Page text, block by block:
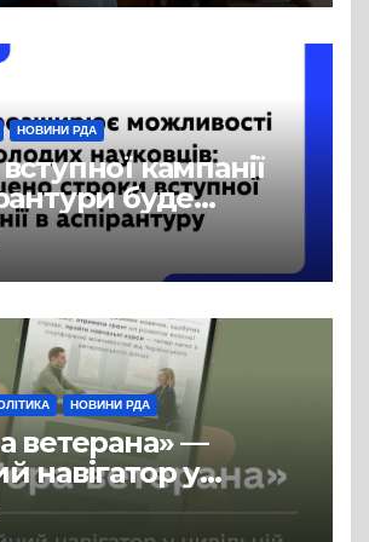
інформації
НОВИНИ РДА
кампанії
буде
НОВИНИ РДА
ветерана» —
навігатор у
професії